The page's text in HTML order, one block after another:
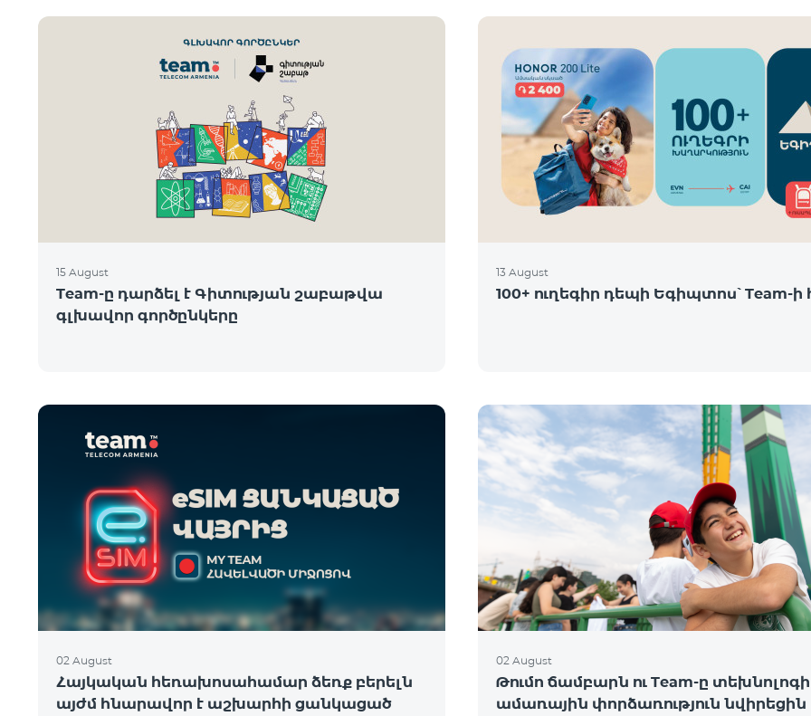
15 August
Team-ը դարձել է Գիտության շաբաթվա
գլխավոր գործընկերը
13 August
100+ ուղեգիր դեպի Եգիպտոս՝ Team-ի
02 August
Հայկական հեռախոսահամար ձեռք բերելն
այժմ հնարավոր է աշխարհի ցանկացած
02 August
Թումո ճամբարն ու Team-ը
ամառային փորձառություն նվիրեցին